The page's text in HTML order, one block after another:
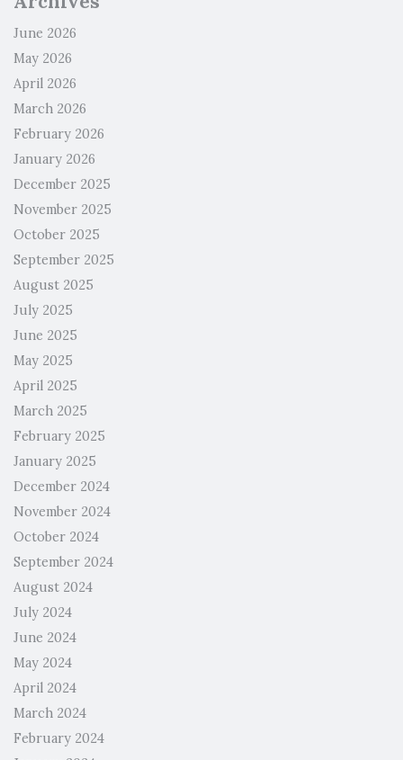
June 2026
May 2026
April 2026
March 2026
February 2026
January 2026
December 2025
November 2025
October 2025
September 2025
August 2025
July 2025
June 2025
May 2025
April 2025
March 2025
February 2025
January 2025
December 2024
November 2024
October 2024
September 2024
August 2024
July 2024
June 2024
May 2024
April 2024
March 2024
February 2024